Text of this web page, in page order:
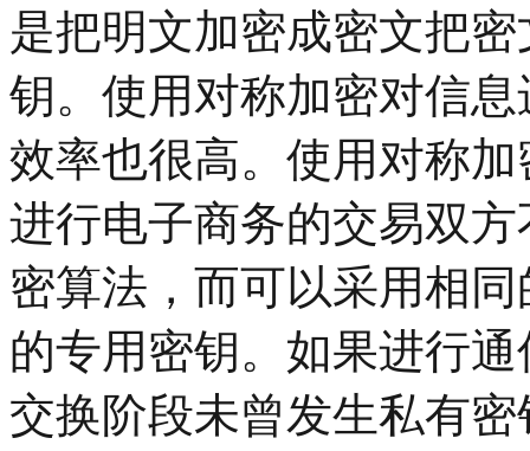
是把明文加密成密文把
钥。使用对称加密对信
效率也很高。使用对称
进行电子商务的交易双
密算法，而可以采用相
的专用密钥。如果进行
交换阶段未曾发生私有